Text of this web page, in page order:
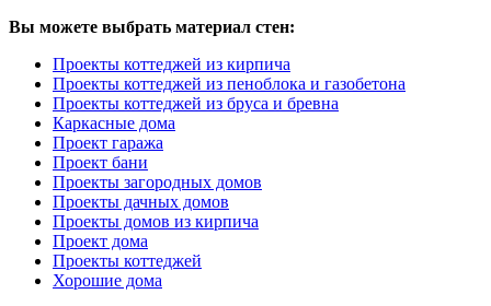
Вы можете выбрать материал стен:
Проекты коттеджей из кирпича
Проекты коттеджей из пеноблока и газобетона
Проекты коттеджей из бруса и бревна
Каркасные дома
Проект гаража
Проект бани
Проекты загородных домов
Проекты дачных домов
Проекты домов из кирпича
Проект дома
Проекты коттеджей
Хорошие дома